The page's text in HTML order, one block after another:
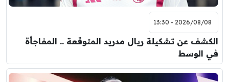
2026/08/08 - 13:30
الكشف عن تشكيلة ريال مدريد المتوقعة .. المفاجأة
في الوسط